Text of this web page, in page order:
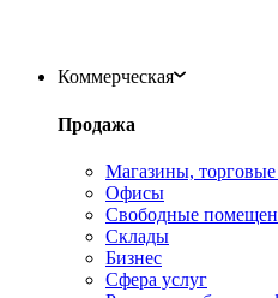
Коммерческая
Продажа
Магазины,
Офисы
Свободные
Склады
Бизнес
Сфера услуг